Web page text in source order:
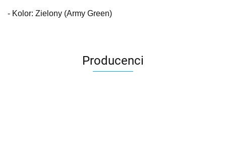
- Kolor: Zielony (Army Green)
Producenci